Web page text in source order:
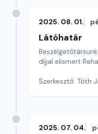
2025. 08. 01.
Látóhatár
díjjal elismert
Szerkesztő: Tóth
2025. 07. 04.